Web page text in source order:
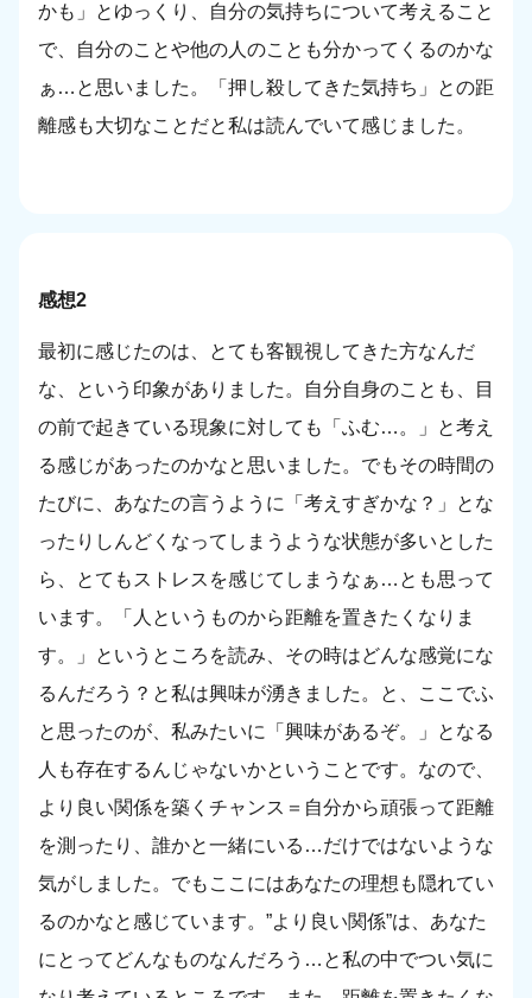
かも」とゆっくり、自分の気持ちについて考えること
で、自分のことや他の人のことも分かってくるのかな
ぁ…と思いました。「押し殺してきた気持ち」との距
離感も大切なことだと私は読んでいて感じました。
感想2
最初に感じたのは、とても客観視してきた方なんだ
な、という印象がありました。自分自身のことも、目
の前で起きている現象に対しても「ふむ…。」と考え
る感じがあったのかなと思いました。でもその時間の
たびに、あなたの言うように「考えすぎかな？」とな
ったりしんどくなってしまうような状態が多いとした
ら、とてもストレスを感じてしまうなぁ…とも思って
います。「人というものから距離を置きたくなりま
す。」というところを読み、その時はどんな感覚にな
るんだろう？と私は興味が湧きました。と、ここでふ
と思ったのが、私みたいに「興味があるぞ。」となる
人も存在するんじゃないかということです。なので、
より良い関係を築くチャンス＝自分から頑張って距離
を測ったり、誰かと一緒にいる…だけではないような
気がしました。でもここにはあなたの理想も隠れてい
るのかなと感じています。”より良い関係”は、あなた
にとってどんなものなんだろう…と私の中でつい気に